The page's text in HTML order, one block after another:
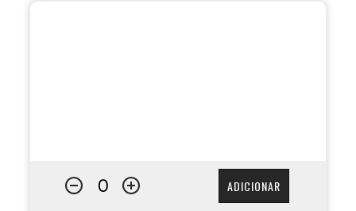
ADICIONAR